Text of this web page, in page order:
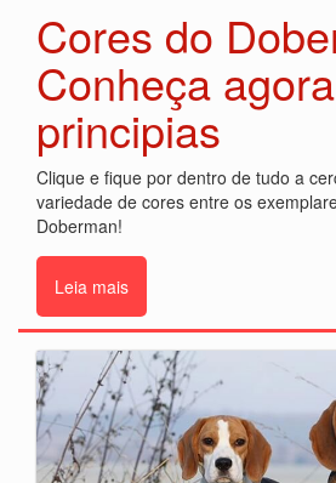
Cores do
Conheça
principias
Clique e fique por dentro de tudo a
variedade de cores entre os
Doberman!
Leia mais